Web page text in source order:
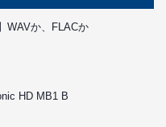
WAVか、FLACか
HD MB1 B